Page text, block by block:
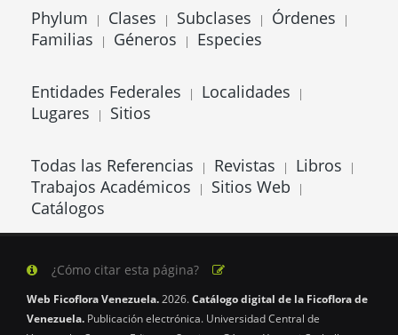
Phylum | Clases | Subclases | Órdenes |
Familias | Géneros | Especies
Entidades Federales | Localidades |
Lugares | Sitios
Todas las Referencias | Revistas | Libros |
Trabajos Académicos | Sitios Web |
Catálogos
¿Cómo citar esta página?
Web Ficoflora Venezuela.2026.Catálogo digital de la Ficoflora de
Venezuela. Publicación electrónica. Universidad Central de